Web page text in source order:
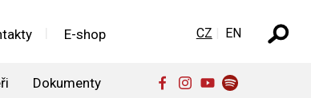
E-shop
Dokumenty
Zvolte jazyk
CZ EN